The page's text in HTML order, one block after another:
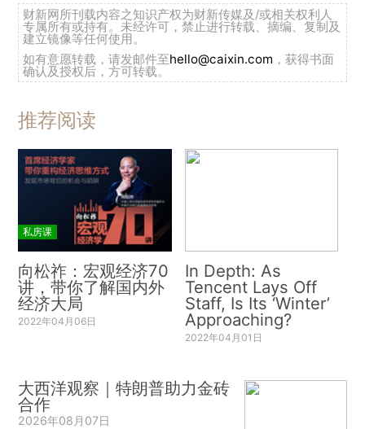
财新网所刊载内容之知识产权为财新传媒及/或相关权利人
专属所有或持有。未经许可，禁止进行转载、摘编、复制及
建立镜像等任何使用。
如有意愿转载，请发邮件至hello@caixin.com ，获得书面
确认及授权后，方可转载。
推荐阅读
私房课
向松祚：宏观经济70
讲，带你了解国内外
经济大局
2022年04月06日
In Depth: As
Tencent Lays Off
Staff, Is Its ‘Winter’
Approaching?
2022年04月01日
大西洋观察｜特朗普助力金砖
合作
2026年08月07日